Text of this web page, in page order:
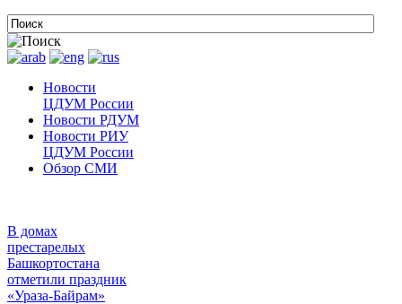
Новости
ЦДУМ России
Новости РДУМ
Новости РИУ
ЦДУМ России
Обзор СМИ
В домах
престарелых
Башкортостана
отметили праздник
«Ураза-Байрам»